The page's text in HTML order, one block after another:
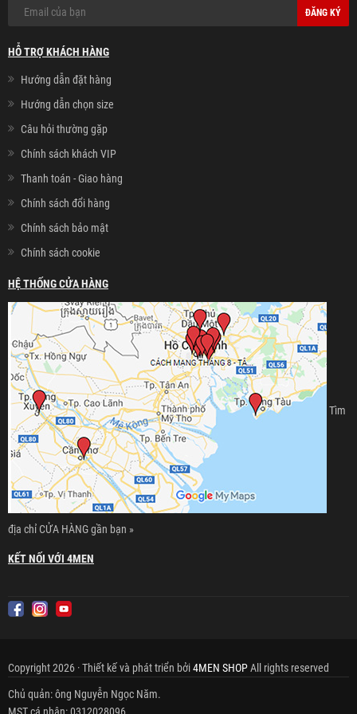
ĐĂNG KÝ
HỖ TRỢ KHÁCH HÀNG
Hướng dẫn đặt hàng
Hướng dẫn chọn size
Câu hỏi thường gặp
Chính sách khách VIP
Thanh toán - Giao hàng
Chính sách đổi hàng
Chính sách bảo mật
Chính sách cookie
HỆ THỐNG CỬA HÀNG
Tìm
địa chỉ CỬA HÀNG gần bạn »
KẾT NỐI VỚI 4MEN
Copyright 2026 · Thiết kế và phát triển bởi4MEN SHOPAll rights reserved
Chủ quản: ông Nguyễn Ngọc Năm.